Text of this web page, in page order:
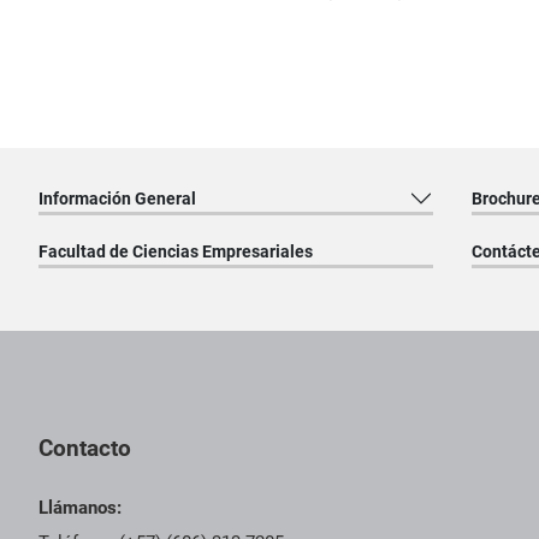
Información General
Facultad de Ciencias Empresariales
Contacto
Llámanos: